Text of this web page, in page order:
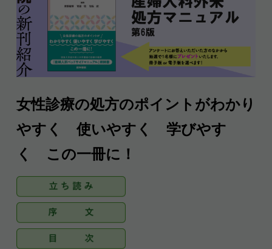
女性診療の処方のポイントがわかり
やすく 使いやすく 学びやす
く この一冊に！